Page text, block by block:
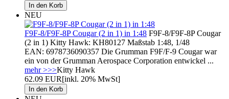
NEU
F9F-8/F9F-8P Cougar (2 in 1) in 1:48 F9F-8/F9F-8P Cougar
(2 in 1) Kitty Hawk: KH80127 Maßstab 1:48, 1/48
EAN: 6978736090357 Die Grumman F9F/F-9 Cougar war
ein von der Grumman Aerospace Corporation entwickel ...
mehr >>>Kitty Hawk
62.09 EUR[inkl. 20% MwSt]